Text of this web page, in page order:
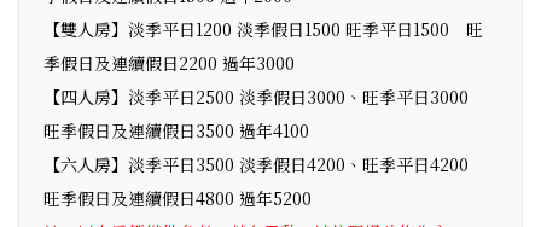
【雙人房】淡季平日1200 淡季假日1500 旺季平日1500 旺
季假日及連續假日2200 過年3000
【四人房】淡季平日2500 淡季假日3000、旺季平日3000
旺季假日及連續假日3500 過年4100
【六人房】淡季平日3500 淡季假日4200、旺季平日4200
旺季假日及連續假日4800 過年5200